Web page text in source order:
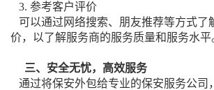
3. 参考客户评价
可以通过网络搜索、朋友推荐等方式了
价，以了解服务商的服务质量和服务水平
三、安全无忧，高效服务
通过将保安外包给专业的保安服务公司